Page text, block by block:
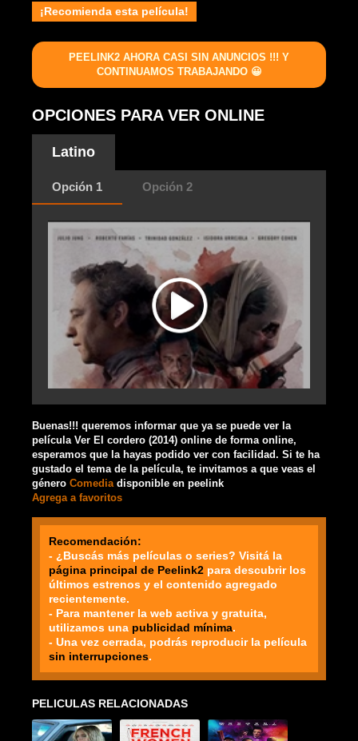
¡Recomienda esta película!
PEELINK2 AHORA CASI SIN ANUNCIOS !!! Y
CONTINUAMOS TRABAJANDO 😀
OPCIONES PARA VER ONLINE
Latino
Opción 1 Opción 2
Buenas!!! queremos informar que ya se puede ver la
película Ver El cordero (2014) online de forma online,
esperamos que la hayas podido ver con facilidad. Si te ha
gustado el tema de la película, te invitamos a que veas el
género Comedia disponible en peelink
Agrega a favoritos
Recomendación:
- ¿Buscás más películas o series? Visitá la
página principal de Peelink2 para descubrir los
últimos estrenos y el contenido agregado
recientemente.
- Para mantener la web activa y gratuita,
utilizamos una publicidad mínima.
- Una vez cerrada, podrás reproducir la película
sin interrupciones.
PELICULAS RELACIONADAS